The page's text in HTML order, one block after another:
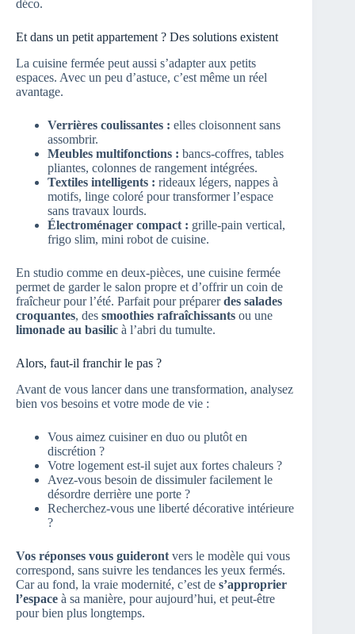
déco.
Et dans un petit appartement ? Des solutions existent
La cuisine fermée peut aussi s’adapter aux petits
espaces. Avec un peu d’astuce, c’est même un réel
avantage.
Verrières coulissantes : elles cloisonnent sans
assombrir.
Meubles multifonctions : bancs-coffres, tables
pliantes, colonnes de rangement intégrées.
Textiles intelligents : rideaux légers, nappes à
motifs, linge coloré pour transformer l’espace
sans travaux lourds.
Électroménager compact : grille-pain vertical,
frigo slim, mini robot de cuisine.
En studio comme en deux-pièces, une cuisine fermée
permet de garder le salon propre et d’offrir un coin de
fraîcheur pour l’été. Parfait pour préparerdes salades
croquantes, des smoothies rafraîchissants ou une
limonade au basilic à l’abri du tumulte.
Alors, faut-il franchir le pas ?
Avant de vous lancer dans une transformation, analysez
bien vos besoins et votre mode de vie :
Vous aimez cuisiner en duo ou plutôt en
discrétion ?
Votre logement est-il sujet aux fortes chaleurs ?
Avez-vous besoin de dissimuler facilement le
désordre derrière une porte ?
Recherchez-vous une liberté décorative intérieure
?
Vos réponses vous guideront vers le modèle qui vous
correspond, sans suivre les tendances les yeux fermés.
Car au fond, la vraie modernité, c’est de s’approprier
l’espace à sa manière, pour aujourd’hui, et peut-être
pour bien plus longtemps.